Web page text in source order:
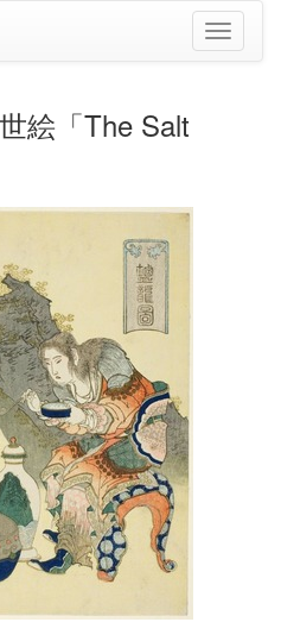
ナ
ビ
絵「The Salt